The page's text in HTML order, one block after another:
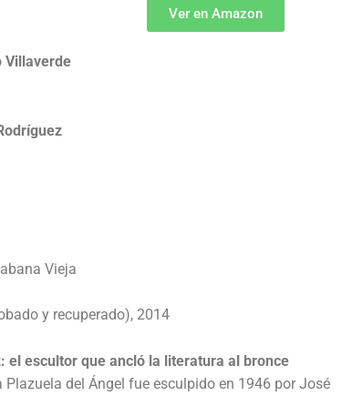
Ver en Amazon
Villaverde
Vieja
y recuperado), 2014
el escultor que ancló la literatura al bronce
Plazuela del Ángel fue esculpido en 1946 por José